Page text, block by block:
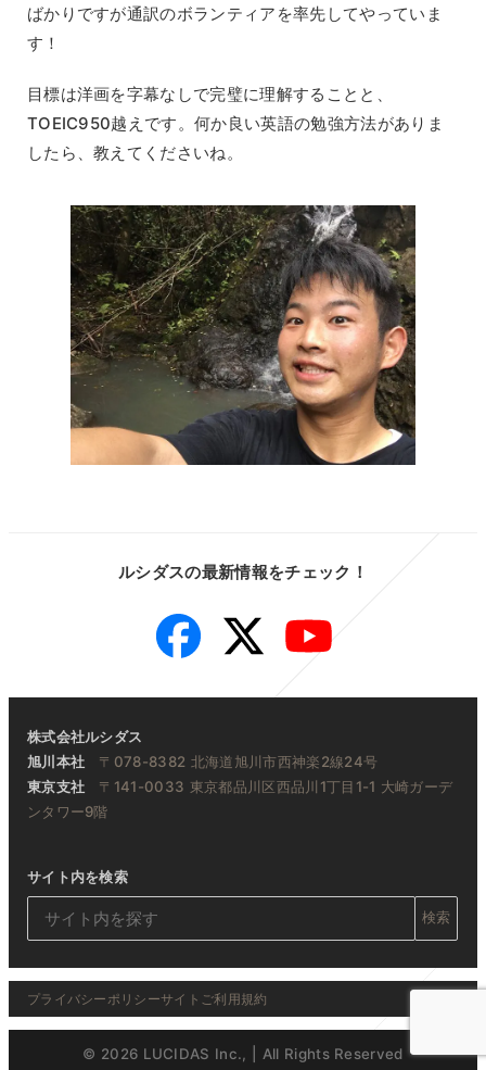
ばかりですが通訳のボランティアを率先してやっていま
す！
目標は洋画を字幕なしで完璧に理解することと、
TOEIC950越えです。何か良い英語の勉強方法がありま
したら、教えてくださいね。
ルシダスの最新情報をチェック！
Facebook Twitter YouTube
株式会社ルシダス
旭川本社 〒078-8382 北海道旭川市西神楽2線24号
東京支社 〒141-0033 東京都品川区西品川1丁目1-1 大崎ガーデ
ンタワー9階
サイト内を検索
検索
プライバシーポリシーサイトご利用規約
© 2026 LUCIDAS Inc., | All Rights Reserved